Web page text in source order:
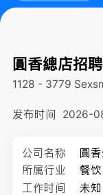
圓香總店招
1128 - 3779
发布时间 2026-
公司名称 圓
所属行业
餐饮
工作时间
未知